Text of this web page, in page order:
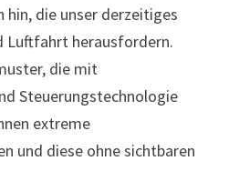
die unser derzeitiges
Luftfahrt herausfordern.
die mit
Steuerungstechnologie
extreme
und diese ohne sichtbaren